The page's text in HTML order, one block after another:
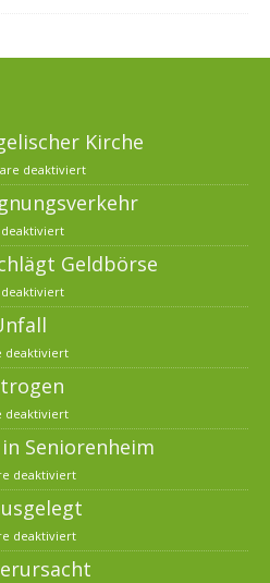
Kirche
deaktiviert
Geldbörse
deaktiviert
deaktiviert
Seniorenheim
deaktiviert
deaktiviert